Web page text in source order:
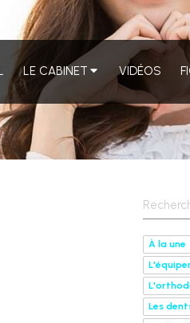
LE CABINET VIDÉOS
À la une
Les